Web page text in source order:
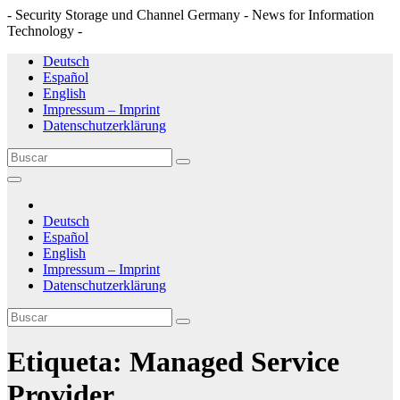
- Security Storage und Channel Germany - News for Information
Technology -
Saltar
contenido
Deutsch
Español
English
Impressum – Imprint
Datenschutzerklärung
Deutsch
Español
English
Impressum – Imprint
Datenschutzerklärung
Etiqueta: Managed Service